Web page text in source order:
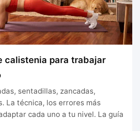
calistenia para trabajar
sentadillas, zancadas,
La técnica, los errores más
cada uno a tu nivel. La guía